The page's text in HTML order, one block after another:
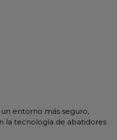
entorno más seguro,
la tecnología de abatidores